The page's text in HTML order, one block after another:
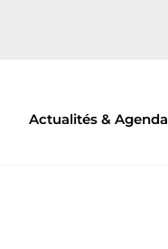
Actualités & Agenda